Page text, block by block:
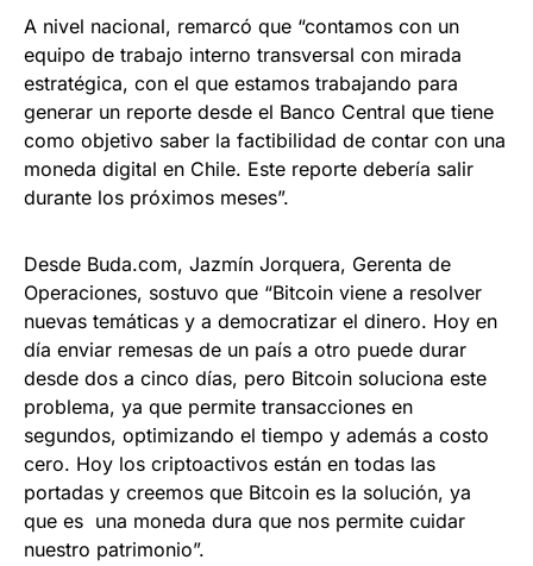
A nivel nacional, remarcó que “contamos con un
equipo de trabajo interno transversal con mirada
estratégica, con el que estamos trabajando para
generar un reporte desde el Banco Central que tiene
como objetivo saber la factibilidad de contar con una
moneda digital en Chile. Este reporte debería salir
durante los próximos meses”.
Desde Buda.com, Jazmín Jorquera, Gerenta de
Operaciones, sostuvo que “Bitcoin viene a resolver
nuevas temáticas y a democratizar el dinero. Hoy en
día enviar remesas de un país a otro puede durar
desde dos a cinco días, pero Bitcoin soluciona este
problema, ya que permite transacciones en
segundos, optimizando el tiempo y además a costo
cero. Hoy los criptoactivos están en todas las
portadas y creemos que Bitcoin es la solución, ya
que es una moneda dura que nos permite cuidar
nuestro patrimonio”.